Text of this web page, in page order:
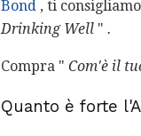
Bond , ti
Drinking Well " .
Compra " Com'è il
Quanto è forte